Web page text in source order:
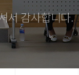
서 감사합니다.